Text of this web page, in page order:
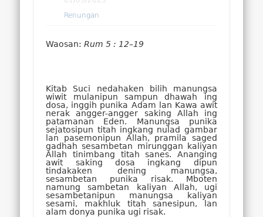
Renungan
Waosan:Rum 5 : 12–19
Kitab Suci nedahaken bilih manungsa
wiwit mulanipun sampun dhawah ing
dosa, inggih punika Adam lan Kawa awit
nerak angger-angger saking Allah ing
patamanan Eden. Manungsa punika
sejatosipun titah ingkang nulad gambar
lan pasemonipun Allah, pramila saged
gadhah sesambetan mirunggan kaliyan
Allah tinimbang titah sanes. Ananging
awit saking dosa ingkang dipun
tindakaken dening manungsa,
sesambetan punika risak. Mboten
namung sambetan kaliyan Allah, ugi
sesambetanipun manungsa kaliyan
sesami, makhluk titah sanesipun, lan
alam donya punika ugi risak.